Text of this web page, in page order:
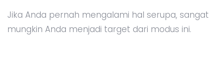
Jika Anda pernah mengalami hal serupa, sangat
mungkin Anda menjadi target dari modus ini.